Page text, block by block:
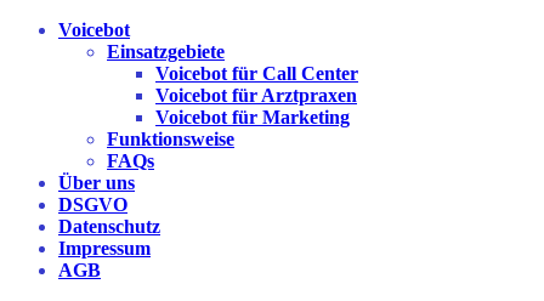
Voicebot
Einsatzgebiete
Voicebot für Call Center
Voicebot für Arztpraxen
Voicebot für Marketing
Funktionsweise
FAQs
Über uns
DSGVO
Datenschutz
Impressum
AGB